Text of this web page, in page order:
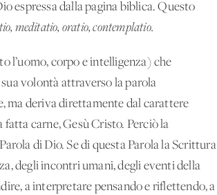
espressa dalla pagina biblica. Questo
meditatio, oratio, contemplatio.
l’uomo, corpo e intelligenza) che
volontà attraverso la parola
ma deriva direttamente dal carattere
carne, Gesù Cristo. Perciò la
di Dio. Se di questa Parola la Scrittura
degli incontri umani, degli eventi della
a interpretare pensando e riflettendo, a